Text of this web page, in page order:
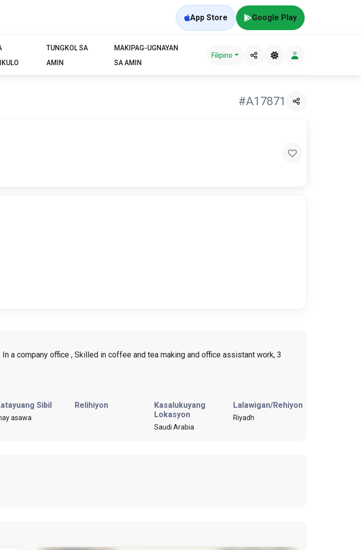
App Store Google Play
TUNGKOL SA
AMIN
MAKIPAG-UGNAYAN
SA AMIN
Filipino
#A17871
a company office , Skilled in coffee and tea making and office assistant work, 3
Sibil
asawa
Relihiyon
Kasalukuyang
Lokasyon
Saudi Arabia
Lalawigan/Rehiyon
Riyadh